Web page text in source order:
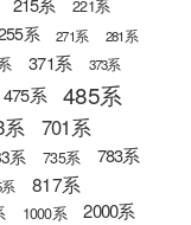
221系
系 271系
281系
371系 373系
系 485系
701系
系 735系 783系
817系
1000系 2000系